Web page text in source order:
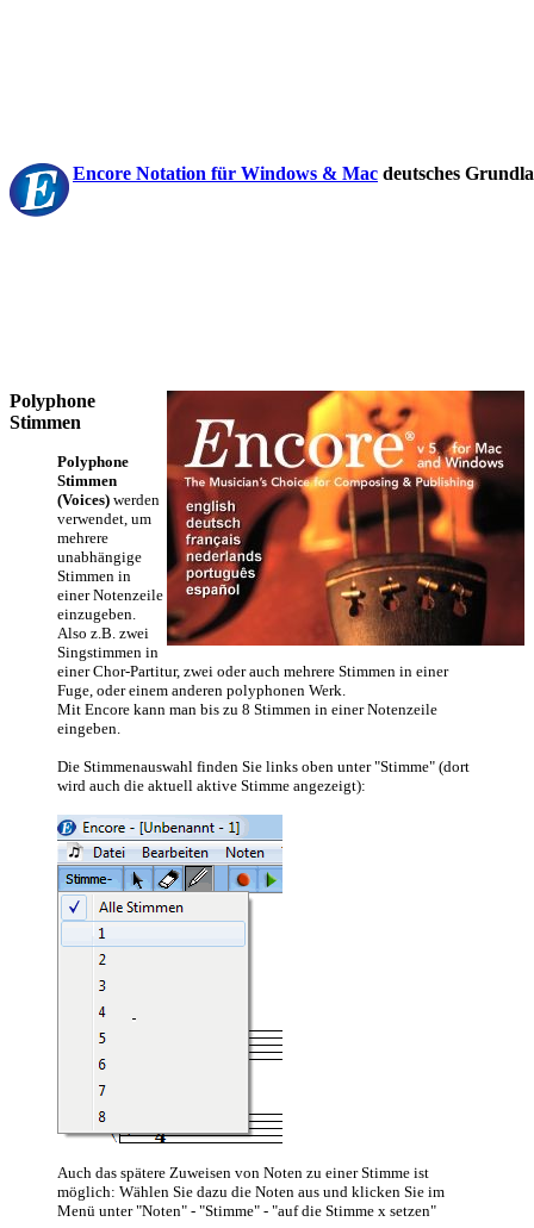
Encore Notation für Windows & Mac deutsches
Polyphone
Stimmen
Polyphone
Stimmen
(Voices) werden
verwendet, um
mehrere
unabhängige
Stimmen in
einer Notenzeile
einzugeben.
Also z.B. zwei
Singstimmen in
einer Chor-Partitur, zwei oder auch mehrere Stimmen in einer
Fuge, oder einem anderen polyphonen Werk.
Mit Encore kann man bis zu 8 Stimmen in einer Notenzeile
eingeben.
Die Stimmenauswahl finden Sie links oben unter "Stimme" (dort
wird auch die aktuell aktive Stimme angezeigt):
Auch das spätere Zuweisen von Noten zu einer Stimme ist
möglich: Wählen Sie dazu die Noten aus und klicken Sie im
Menü unter "Noten" - "Stimme" - "auf die Stimme x setzen"